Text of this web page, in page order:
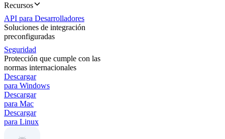
Recursos
API para Desarrolladores
Soluciones de integración
preconfiguradas
Seguridad
Protección que cumple con las
normas internacionales
Descargar
para Windows
Descargar
para Mac
Descargar
para Linux